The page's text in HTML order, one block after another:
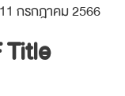
11 กรกฎาคม 2566
Title